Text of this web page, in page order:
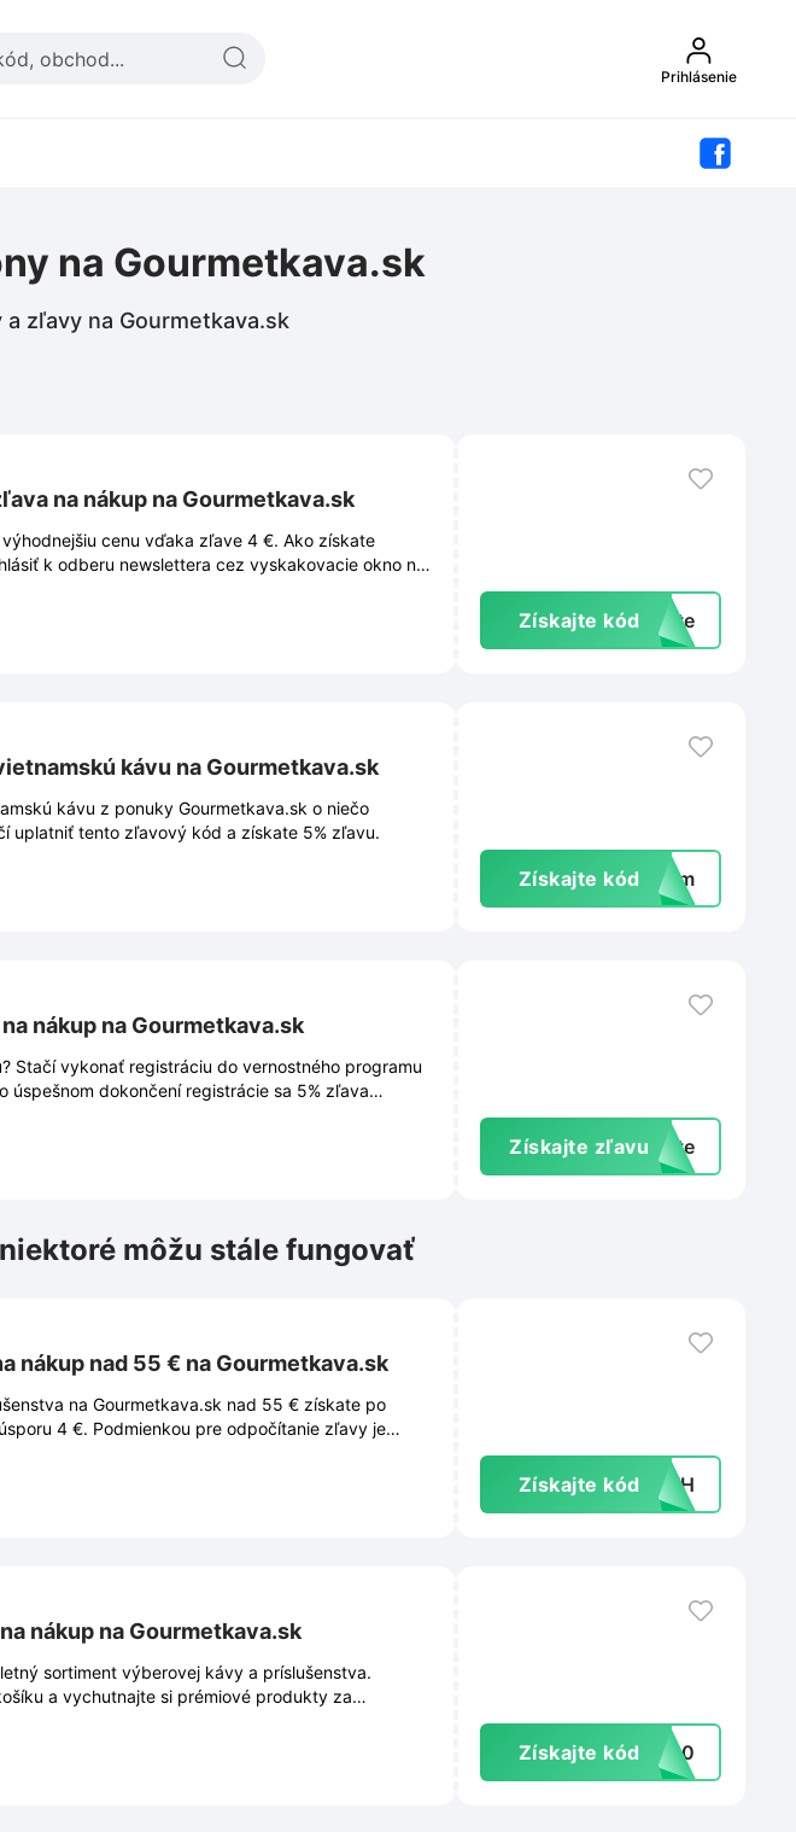
Prihlásenie
na Gourmetkava.sk
zľavy na Gourmetkava.sk
na nákup na Gourmetkava.sk
cenu vďaka zľave 4 €. Ako získate
k odberu newslettera cez vyskakovacie okno na
vám do e-mailovej schránky príde unikátny
Získajte kód exte
kávu na Gourmetkava.sk
kávu z ponuky Gourmetkava.sk o niečo
uplatniť tento zľavový kód a získate 5% zľavu.
Získajte kód tnam
nákup na Gourmetkava.sk
Stačí vykonať registráciu do vernostného programu
úspešnom dokončení registrácie sa 5% zľava
informácií nájdete v odkaze.
Získajte zľavu exte
môžu stále fungovať
nákup nad 55 € na Gourmetkava.sk
na Gourmetkava.sk nad 55 € získate po
4 €. Podmienkou pre odpočítanie zľavy je
objednávky v košíku.
Získajte kód 4YIH
nákup na Gourmetkava.sk
sortiment výberovej kávy a príslušenstva.
a vychutnajte si prémiové produkty za
Získajte kódDM10